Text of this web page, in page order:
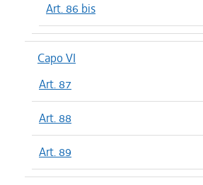
Art. 86 bis
Capo VI
Art. 87
Art. 88
Art. 89